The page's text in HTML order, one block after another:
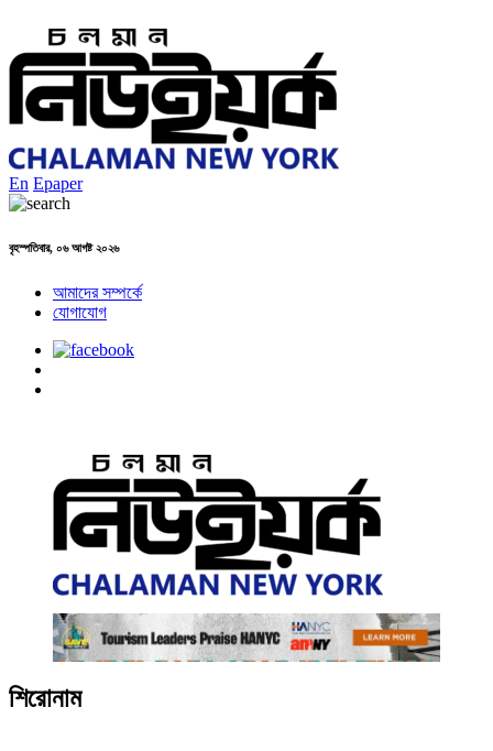
En Epaper
বৃহস্পতিবার, ০৬ আগষ্ট ২০২৬
আমাদের সম্পর্কে
যোগাযোগ
শিরোনাম